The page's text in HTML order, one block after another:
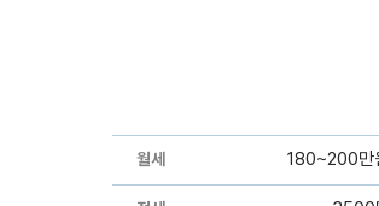
월세 180~200만